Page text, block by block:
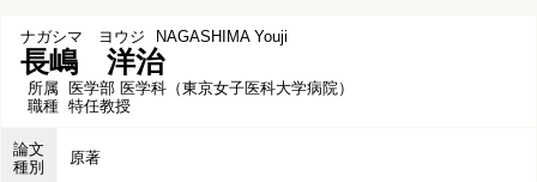
ナガシマ ヨウジ NAGASHIMA Youji
長嶋 洋治
所属 医学部 医学科（東京女子医科大学病院）
職種 特任教授
論文
種別
原著